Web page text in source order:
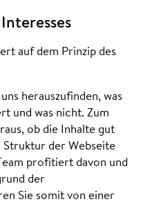
auf dem Prinzip des
herauszufinden, was
und was nicht. Zum
ob die Inhalte gut
der Webseite
profitiert davon und
der
Sie somit von einer